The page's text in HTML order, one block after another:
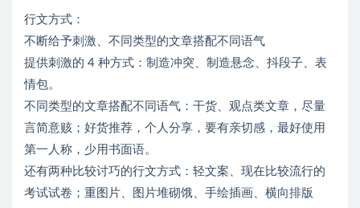
行文方式：
不断给予刺激、不同类型的文章搭配不同语气
提供刺激的 4 种方式：制造冲突、制造悬念、抖段子、表
情包。
不同类型的文章搭配不同语气：干货、观点类文章，尽量
言简意赅；好货推荐，个人分享，要有亲切感，最好使用
第一人称，少用书面语。
还有两种比较讨巧的行文方式：轻文案、现在比较流行的
考试试卷；重图片、图片堆砌饿、手绘插画、横向排版